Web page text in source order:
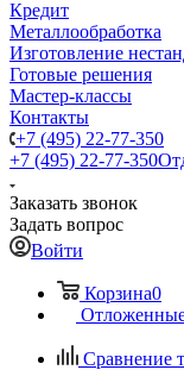
Кредит
Металлообработка
Изготовление
Готовые решения
Мастер-классы
Контакты
+7 (495) 22-77-350
+7 (495) 22-77-350
Заказать звонок
Задать вопрос
Войти
Корзина0
Сравнение